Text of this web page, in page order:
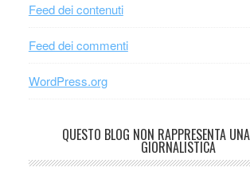
Feed dei contenuti
Feed dei commenti
WordPress.org
QUESTO BLOG NON RAPPRESENTA
GIORNALISTICA